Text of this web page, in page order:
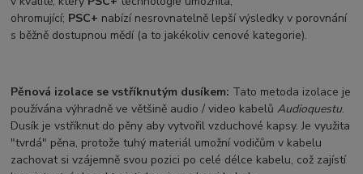
ohromující; PSC+ nabízí nesrovnatelně lepší výsledky v porovnání
s běžně dostupnou mědí (a to jakékoliv cenové kategorie).
Pěnová izolace se vstříknutým dusíkem: Tato metoda izolace je
používána výhradně ve většině audio / video kabelůAudioquestu.
Dusík je vstříknut do pěny aby vytvořil vzduchové kapsy. Je využita
"tvrdá" pěna, protože tuhý materiál umožní vodičům v kabelu
zachovat si vzájemně svou pozici po celé délce kabelu, což zajístí